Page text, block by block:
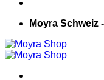
Moyra Schweiz